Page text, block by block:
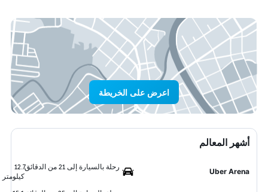
اعرض على الخريطة
أشهر المعالم
Uber Arena
رحلة بالسيارة إلى 21 من الدقائق
12.7
كيلومتر